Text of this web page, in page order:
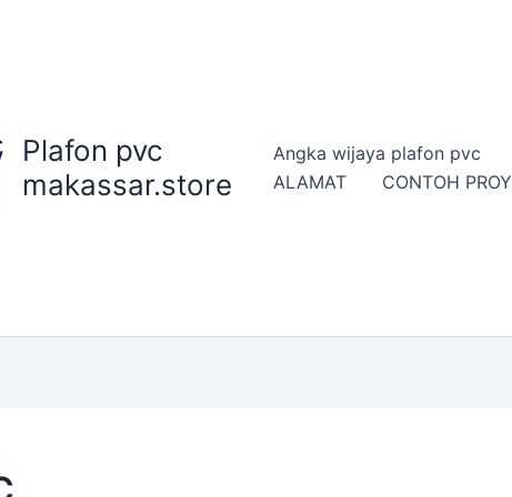
Plafon pvc
makassar.store
Angka wijaya plafon pvc
ALAMAT
CONTOH